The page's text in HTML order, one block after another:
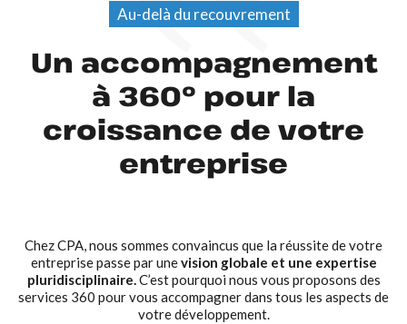
Au-delà du recouvrement
Un accompagnement
à 360° pour la
croissance de votre
entreprise
Chez CPA, nous sommes convaincus que la réussite de votre
entreprise passe par unevision globale et une expertise
pluridisciplinaire.C’est pourquoi nous vous proposons des
services 360 pour vous accompagner dans tous les aspects de
votre développement.